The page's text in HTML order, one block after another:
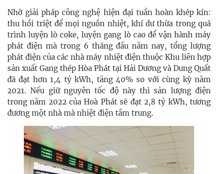
Nhờ giải pháp công nghệ hiện đại tuần hoàn khép kín:
thu hồi triệt để mọi nguồn nhiệt, khí dư thừa trong quá
trình luyện lò coke, luyện gang lò cao để vận hành máy
phát điện mà trong 6 tháng đầu năm nay, tổng lượng
phát điện của các nhà máy nhiệt điện thuộc Khu liên hợp
sản xuất Gang thép Hòa Phát tại Hải Dương và Dung Quất
đã đạt hơn 1,4 tỷ kWh, tăng 40% so với cùng kỳ năm
2021. Nếu giữ nguyên tốc độ này thì sản lượng điện
trong năm 2022 của Hoà Phát sẽ đạt 2,8 tỷ kWh, tương
đương một nhà mà nhiệt điện tầm trung.